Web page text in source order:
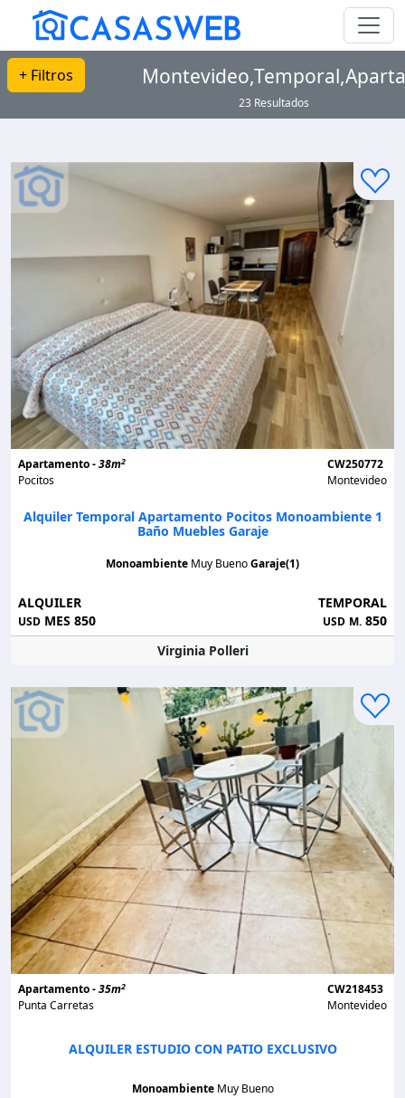
+ Filtros
23 Resultados
Apartamento -38m2
Pocitos
CW250772
Montevideo
Alquiler Temporal Apartamento Pocitos Monoambiente 1
Baño Muebles Garaje
Monoambiente Muy BuenoGaraje(1)
ALQUILER
USD MES 850
TEMPORAL
USD M. 850
Virginia Polleri
Apartamento -35m2
Punta Carretas
CW218453
Montevideo
ALQUILER ESTUDIO CON PATIO EXCLUSIVO
Monoambiente Muy Bueno